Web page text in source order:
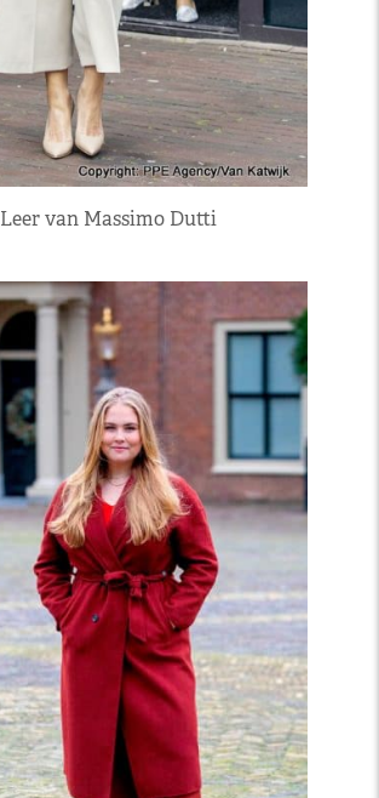
Leer van Massimo Dutti